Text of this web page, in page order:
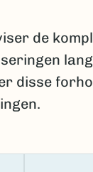
de
disse